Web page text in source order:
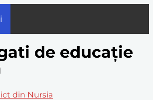
de educație
din Nursia